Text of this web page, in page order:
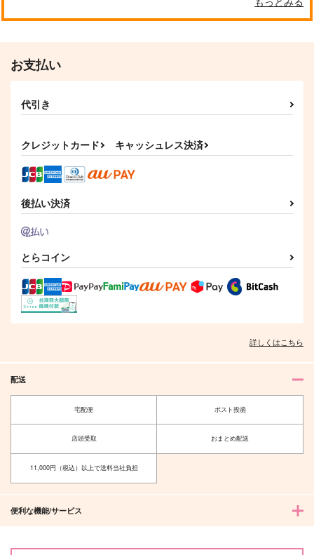
お支払い
代引き
クレジットカード キャッシュレス決済
後払い決済
とらコイン
詳しくはこちら
配送
宅配便 ポスト投函
店頭受取 おまとめ配送
11,000円（税込）以上で送料当社負担
便利な機能/サービス